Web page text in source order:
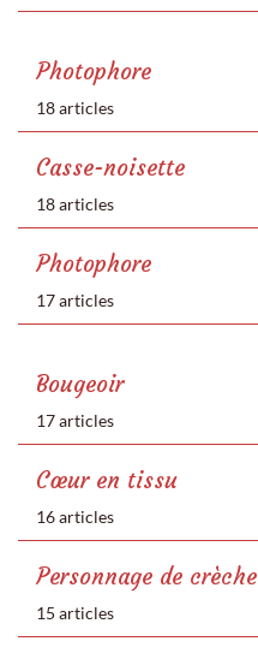
Photophore
18 articles
Casse-noisette
18 articles
Photophore
17 articles
Bougeoir
17 articles
Cœur en tissu
16 articles
Personnage de crèche
15 articles